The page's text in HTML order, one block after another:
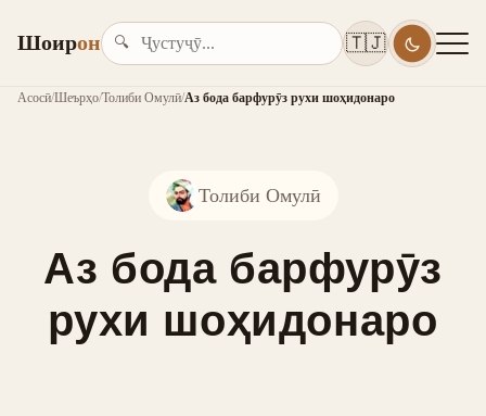
Шоирон 🔍 🇹🇯
Асосӣ/Шеърҳо/Толиби Омулӣ/Аз бода барфурӯз рухи шоҳидонаро
Толиби Омулӣ
Аз бода барфурӯз
рухи шоҳидонаро